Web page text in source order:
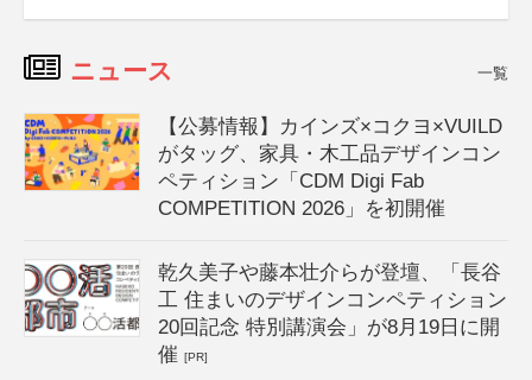
ニュース 一覧
【公募情報】カインズ×コクヨ×VUILD
がタッグ、家具・木工品デザインコン
ペティション「CDM Digi Fab
COMPETITION 2026」を初開催
乾久美子や藤本壮介らが登壇、「長谷
工 住まいのデザインコンペティション
20回記念 特別講演会」が8月19日に開
催[PR]